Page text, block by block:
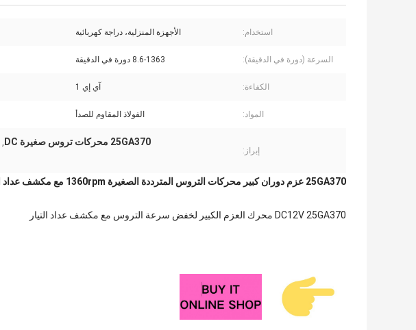
استخدام: الأجهزة المنزلية، دراجة كهربائية
السرعة (دورة في الدقيقة): 8.6-1363 دورة في الدقيقة
الكفاءة: آي إي 1
المواد: الفولاذ المقاوم للصدأ
إبراز:
25GA370 محركات تروس صغيرة DC ,
25GA370 عزم دوران كبير محركات التروس المترددة الصغيرة 1360rpm مع مكشف عداد التيار
DC12V 25GA370 محرك العزم الكبير لخفض سرعة التروس مع مكشف عداد التيار